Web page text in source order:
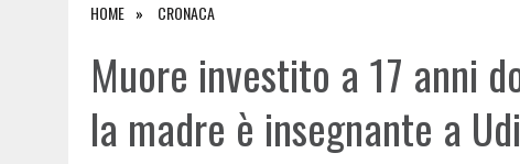
HOME CRONACA
Muore investito a 17 anni
la madre è insegnante a